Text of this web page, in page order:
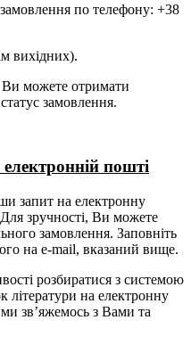
по телефону: +38
вихідних).
можете отримати
замовлення.
пошті
запит на електронну
зручності, Ви можете
замовлення. Заповніть
на e-mail, вказаний вище.
розбиратися з системою
літератури на електронну
ми зв’яжемось з Вами та